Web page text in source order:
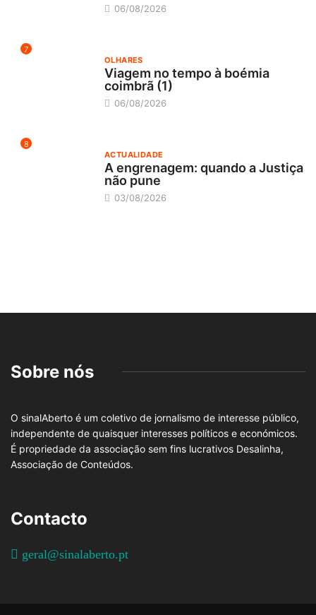
06/08/2026
7
OLHARES
Viagem no tempo à boémia
coimbrã (1)
06/08/2026
8
ACTUALIDADE
A engrenagem: quando a Justiça
não pune
03/08/2026
Sobre nós
O sinalAberto é um coletivo de jornalismo de interesse público,
independente de quaisquer interesses políticos e económicos.
É propriedade da associação sem fins lucrativos Desalinha,
Associação de Conteúdos.
Contacto
geral@sinalaberto.pt